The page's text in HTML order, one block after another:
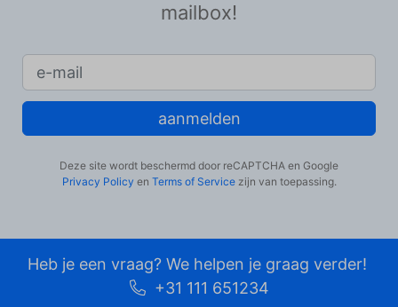
mailbox!
aanmelden
Deze site wordt beschermd door reCAPTCHA en Google
Privacy Policy en Terms of Servicezijn van toepassing.
Heb je een vraag? We helpen je graag verder!
+31 111 651234